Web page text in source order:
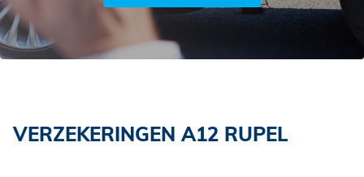
VERZEKERINGEN A12 RUPEL